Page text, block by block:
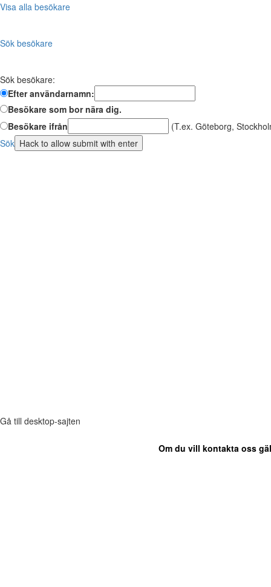
Visa alla besökare
Sök besökare
Sök besökare:
Efter användarnamn:
Besökare som bor nära dig.
Besökare ifrån
(T.ex. Göteborg,
Sök
Gå till desktop-sajten
Om du vill kontakta oss